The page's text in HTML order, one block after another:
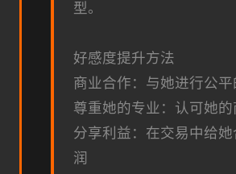
型。
好感度提升方法
商业合作：与她进行公平
尊重她的专业：认可她的
分享利益：在交易中给她
润